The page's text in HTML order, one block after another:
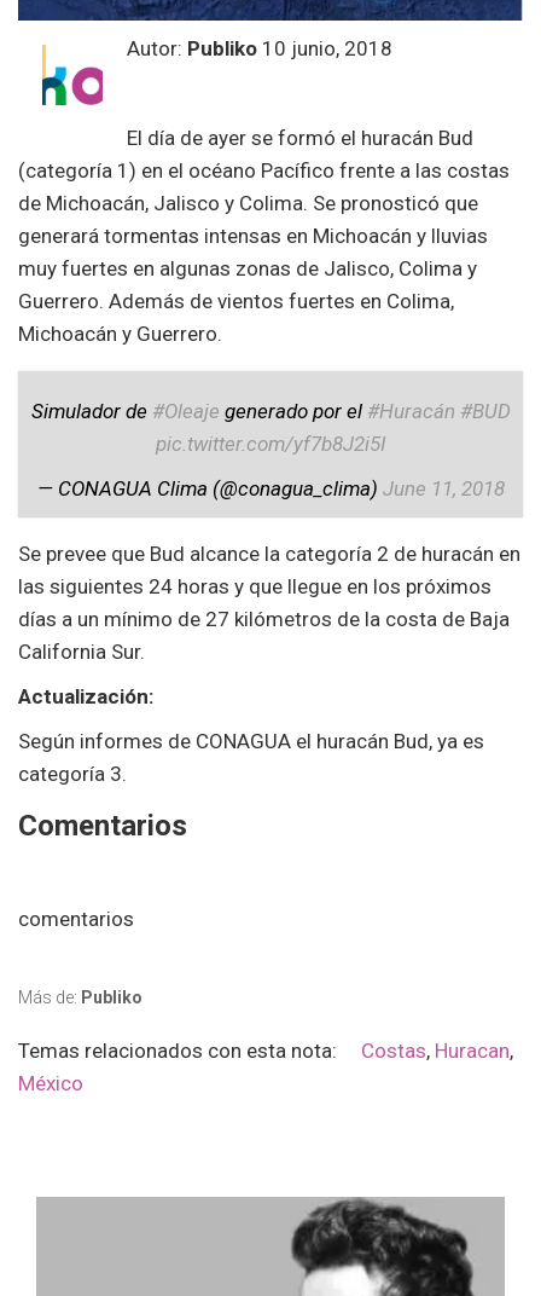
Autor: Publiko 10 junio, 2018
El día de ayer se formó el huracán Bud
(categoría 1) en el océano Pacífico frente a las costas
de Michoacán, Jalisco y Colima. Se pronosticó que
generará tormentas intensas en Michoacán y lluvias
muy fuertes en algunas zonas de Jalisco, Colima y
Guerrero. Además de vientos fuertes en Colima,
Michoacán y Guerrero.
Simulador de #Oleaje generado por el #Huracán #BUD
pic.twitter.com/yf7b8J2i5I
— CONAGUA Clima (@conagua_clima) June 11, 2018
Se prevee que Bud alcance la categoría 2 de huracán en
las siguientes 24 horas y que llegue en los próximos
días a un mínimo de 27 kilómetros de la costa de Baja
California Sur.
Actualización:
Según informes de CONAGUA el huracán Bud, ya es
categoría 3.
Comentarios
comentarios
Más de: Publiko
Temas relacionados con esta nota: Costas, Huracan,
México